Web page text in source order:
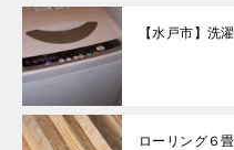
【水戸市】洗
ローリング６